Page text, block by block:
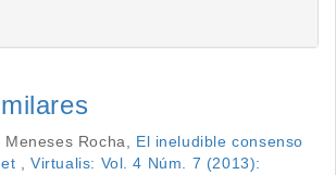
Rocha, El ineludible consenso
,Virtualis: Vol. 4 Núm. 7 (2013):